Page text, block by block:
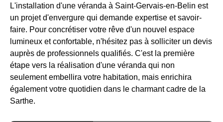
L'installation d'une véranda à Saint-Gervais-en-Belin est
un projet d'envergure qui demande expertise et savoir-
faire. Pour concrétiser votre rêve d'un nouvel espace
lumineux et confortable, n'hésitez pas à solliciter un devis
auprès de professionnels qualifiés. C'est la première
étape vers la réalisation d'une véranda qui non
seulement embellira votre habitation, mais enrichira
également votre quotidien dans le charmant cadre de la
Sarthe.